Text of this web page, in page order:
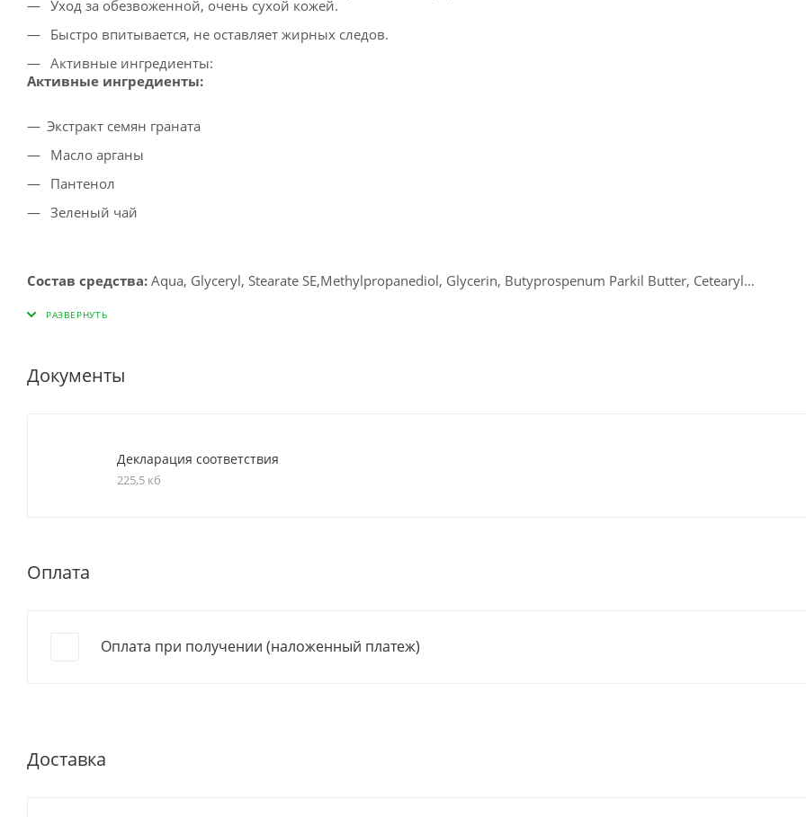
Уход за обезвоженной, очень сухой кожей.
Быстро впитывается, не оставляет жирных следов.
Активные ингредиенты:
Активные ингредиенты:
Экстракт семян граната
Масло арганы
Пантенол
Зеленый чай
Состав средства: Aqua, Glyceryl, Stearate SE,Methylpropanediol, Glycerin, Butyprospenum Parkil Butter, Cetearyl
Kernel Oil, Rosmarinus Officinalis Leaf Extract, Panthenol, Tocopheryl Acetate,Niacinamide, Disodium EDTA, Propylene,Glycol,
Применение:
Документы
Декларация соответствия
225,5 кб
Оплата
Оплата при получении (наложенный платеж)
Доставка